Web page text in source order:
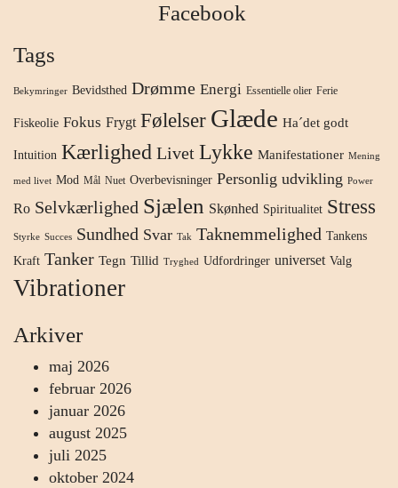
Facebook
Tags
Bekymringer Bevidsthed Drømme Energi Essentielle olier Ferie
Fiskeolie Fokus Frygt Følelser Glæde Ha´det godt
Intuition Kærlighed Livet Lykke Manifestationer Mening
med livet Mod Mål Nuet Overbevisninger Personlig udvikling Power
Ro Selvkærlighed Sjælen Skønhed Spiritualitet Stress
Styrke Succes Sundhed Svar Tak Taknemmelighed Tankens
Kraft Tanker Tegn Tillid Tryghed Udfordringer universet Valg
Vibrationer
Arkiver
maj 2026
februar 2026
januar 2026
august 2025
juli 2025
oktober 2024